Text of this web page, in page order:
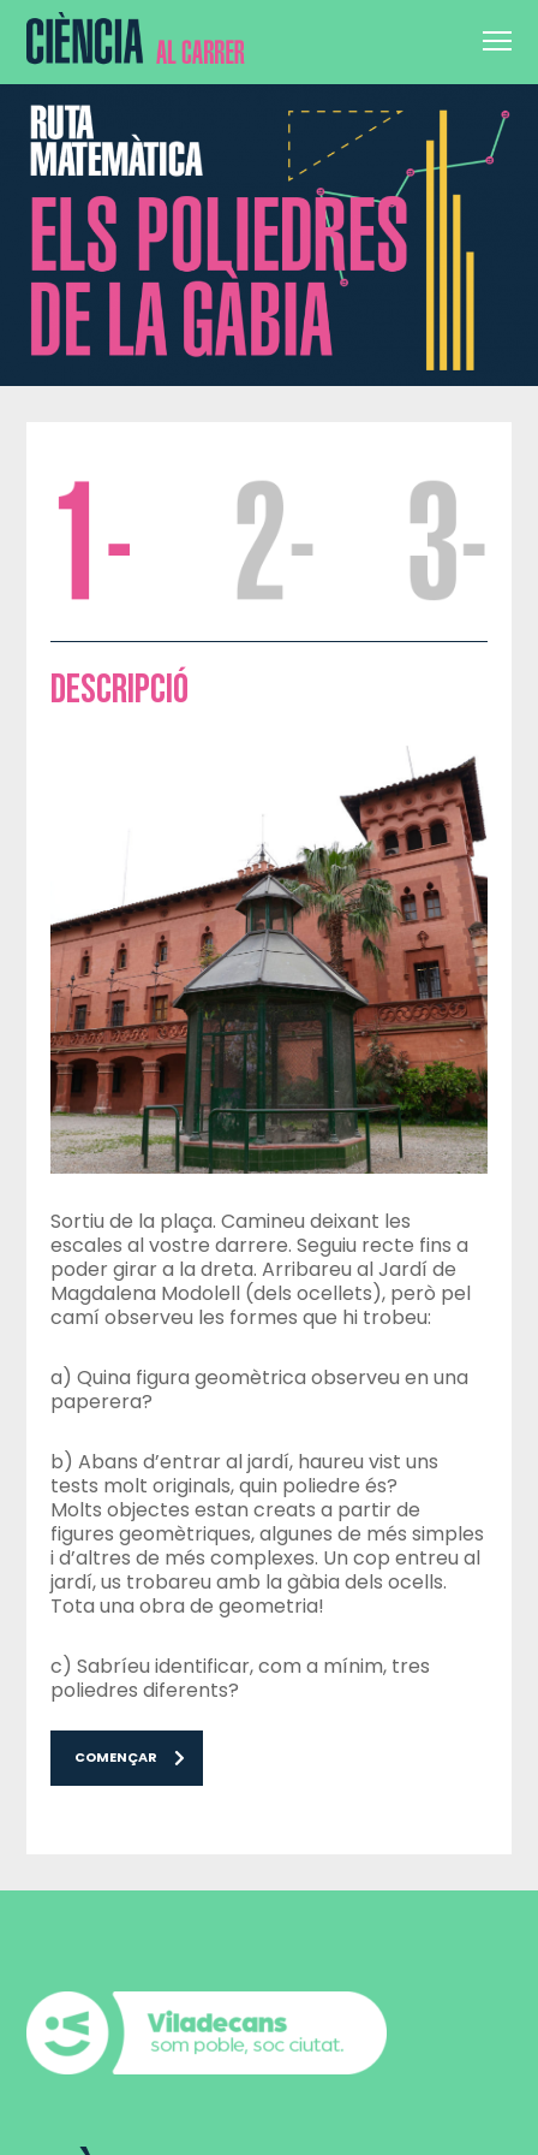
Descripció
Sortiu de la plaça. Camineu deixant les
escales al vostre darrere. Seguiu recte fins a
poder girar a la dreta. Arribareu al Jardí de
Magdalena Modolell (dels ocellets), però pel
camí observeu les formes que hi trobeu:
a) Quina figura geomètrica observeu en una
paperera?
b) Abans d’entrar al jardí, haureu vist uns
tests molt originals, quin poliedre és?
Molts objectes estan creats a partir de
figures geomètriques, algunes de més simples
i d’altres de més complexes. Un cop entreu al
jardí, us trobareu amb la gàbia dels ocells.
Tota una obra de geometria!
c) Sabríeu identificar, com a mínim, tres
poliedres diferents?
COMENÇAR